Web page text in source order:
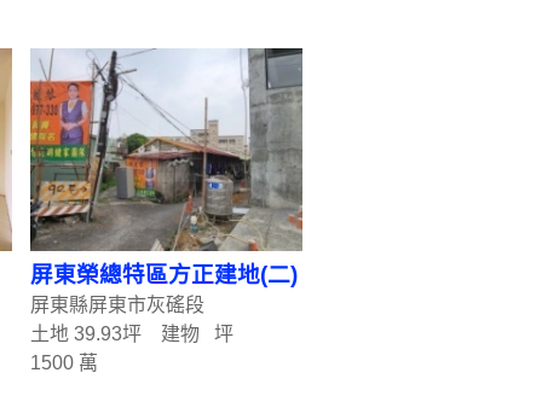
屏東榮總特區方正建地(二)
屏東縣屏東市灰磘段
土地 39.93坪 建物 坪
1500 萬